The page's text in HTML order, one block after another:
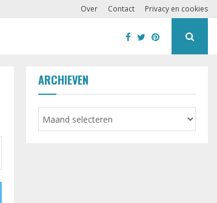
Over Contact Privacy en cookies
ARCHIEVEN